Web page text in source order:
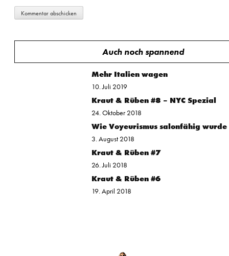
Auch noch spannend
Mehr Italien wagen
10. Juli 2019
Kraut & Rüben #8 – NYC Spezial
24. Oktober 2018
Wie Voyeurismus salonfähig wurde
3. August 2018
Kraut & Rüben #7
26. Juli 2018
Kraut & Rüben #6
19. April 2018